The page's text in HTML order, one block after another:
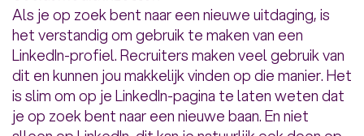
Als je op zoek bent naar een nieuwe uitdaging, is
het verstandig om gebruik te maken van een
LinkedIn-profiel. Recruiters maken veel gebruik van
dit en kunnen jou makkelijk vinden op die manier. Het
is slim om op je LinkedIn-pagina te laten weten dat
je op zoek bent naar een nieuwe baan. En niet